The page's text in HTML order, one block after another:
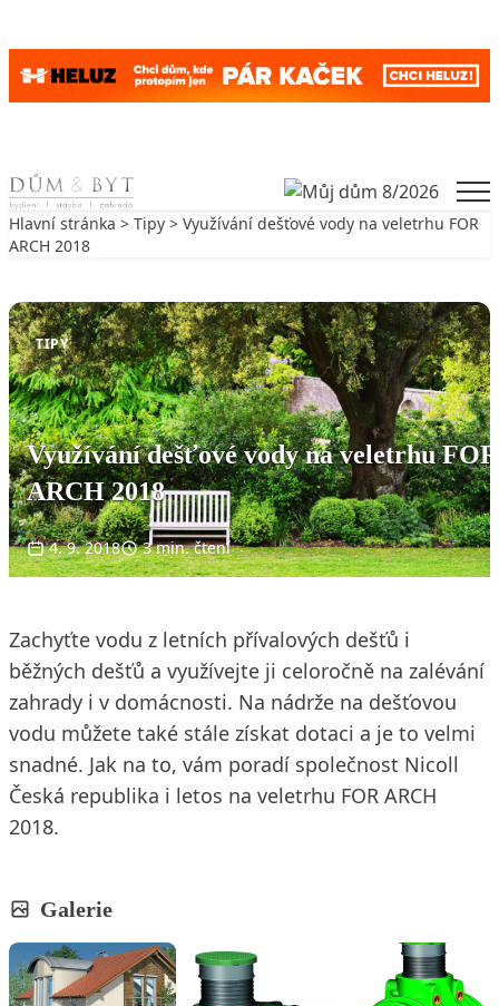
Skip to content
Hlavní stránka > Tipy > Využívání dešťové vody na veletrhu FOR
ARCH 2018
TIPY
Využívání dešťové vody na veletrhu FOR
ARCH 2018
4. 9. 2018 3 min. čtení
Zachyťte vodu z letních přívalových dešťů i
běžných dešťů a využívejte ji celoročně na zalévání
zahrady i v domácnosti. Na nádrže na dešťovou
vodu můžete také stále získat dotaci a je to velmi
snadné. Jak na to, vám poradí společnost Nicoll
Česká republika i letos na veletrhu FOR ARCH
2018.
Galerie